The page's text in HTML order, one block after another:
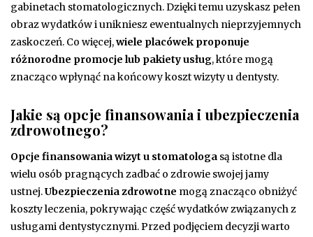
gabinetach stomatologicznych. Dzięki temu uzyskasz pełen
obraz wydatków i unikniesz ewentualnych nieprzyjemnych
zaskoczeń. Co więcej,wiele placówek proponuje
różnorodne promocje lub pakiety usług, które mogą
znacząco wpłynąć na końcowy koszt wizyty u dentysty.
Jakie są opcje finansowania i ubezpieczenia
zdrowotnego?
Opcje finansowania wizyt u stomatologa są istotne dla
wielu osób pragnących zadbać o zdrowie swojej jamy
ustnej.Ubezpieczenia zdrowotne mogą znacząco obniżyć
koszty leczenia, pokrywając część wydatków związanych z
usługami dentystycznymi. Przed podjęciem decyzji warto